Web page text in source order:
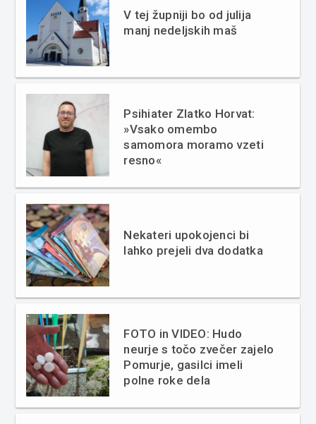
V tej župniji bo od julija
manj nedeljskih maš
Psihiater Zlatko Horvat:
»Vsako omembo
samomora moramo vzeti
resno«
Nekateri upokojenci bi
lahko prejeli dva dodatka
FOTO in VIDEO: Hudo
neurje s točo zvečer zajelo
Pomurje, gasilci imeli
polne roke dela